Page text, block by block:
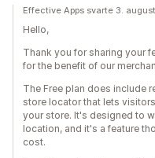
Effective Apps svarte 3.
Hello,
Thank you for sharing your
for the benefit of our
The Free plan does include
store locator that lets
your store. It's designed to
location, and it's a feature
cost.